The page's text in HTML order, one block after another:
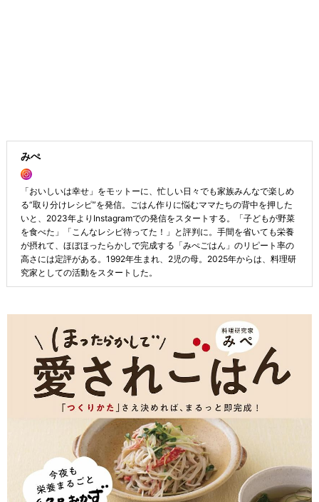
みぺ
「おいしいは幸せ」をモットーに、忙しい日々でも家族みんなで楽しめ
る“取り分けレシピ”を発信。ごはん作りに悩むママたちの背中を押した
いと、2023年よりInstagramでの発信をスタートする。「子どもが野菜
を食べた」「こんなレシピ待ってた！」と評判に。手間を省いても栄養
が摂れて、ほぼほったらかしで完成する「みぺごはん」のリピート率の
高さには定評がある。1992年生まれ、2児の母。2025年からは、料理研
究家としての活動をスタートした。